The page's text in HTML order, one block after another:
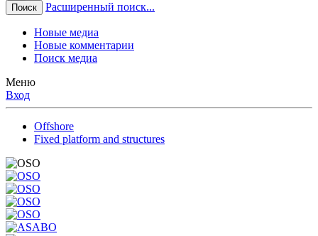
Поиск Расширенный поиск...
Новые медиа
Новые комментарии
Поиск медиа
Меню
Вход
Offshore
Fixed platform and structures